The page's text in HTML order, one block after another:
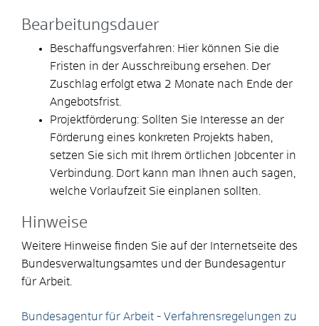
Bearbeitungsdauer
Beschaffungsverfahren: Hier können Sie die
Fristen in der Ausschreibung ersehen. Der
Zuschlag erfolgt etwa 2 Monate nach Ende der
Angebotsfrist.
Projektförderung: Sollten Sie Interesse an der
Förderung eines konkreten Projekts haben,
setzen Sie sich mit Ihrem örtlichen Jobcenter in
Verbindung. Dort kann man Ihnen auch sagen,
welche Vorlaufzeit Sie einplanen sollten.
Hinweise
Weitere Hinweise finden Sie auf der Internetseite des
Bundesverwaltungsamtes und der Bundesagentur
für Arbeit.
Bundesagentur für Arbeit - Verfahrensregelungen zu